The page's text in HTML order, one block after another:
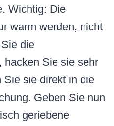
Wichtig: Die
warm werden, nicht
die
hacken Sie sie sehr
Sie sie direkt in die
Geben Sie nun
geriebene